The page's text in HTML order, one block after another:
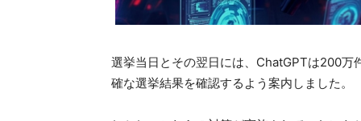
選挙当日とその翌日には、ChatGPTは200万
確な選挙結果を確認するよう案内しました。